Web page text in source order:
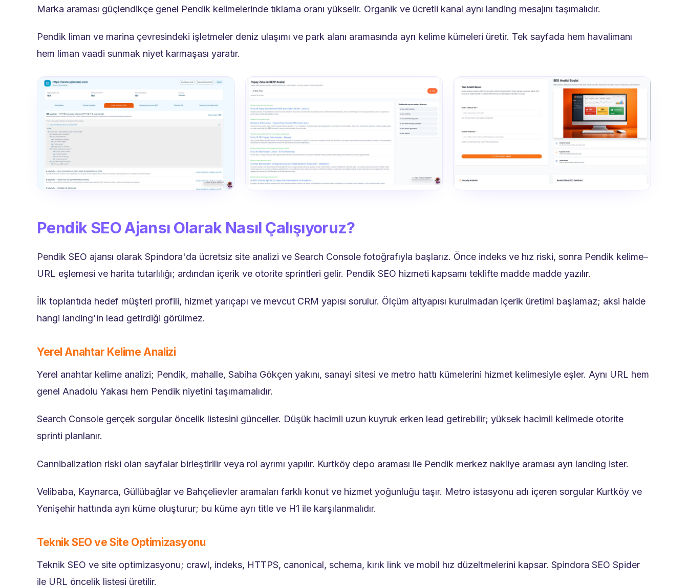
Marka araması güçlendikçe genel Pendik kelimelerinde tıklama oranı yükselir. Organik ve ücretli kanal aynı landing mesajını taşımalıdır.
Pendik liman ve marina çevresindeki işletmeler deniz ulaşımı ve park alanı aramasında ayrı kelime kümeleri üretir. Tek sayfada hem havalimanı
hem liman vaadi sunmak niyet karmaşası yaratır.
Pendik SEO Ajansı Olarak Nasıl Çalışıyoruz?
Pendik SEO ajansı olarak Spindora'da ücretsiz site analizi ve Search Console fotoğrafıyla başlarız. Önce indeks ve hız riski, sonra Pendik kelime–
URL eşlemesi ve harita tutarlılığı; ardından içerik ve otorite sprintleri gelir. Pendik SEO hizmeti kapsamı teklifte madde madde yazılır.
İlk toplantıda hedef müşteri profili, hizmet yarıçapı ve mevcut CRM yapısı sorulur. Ölçüm altyapısı kurulmadan içerik üretimi başlamaz; aksi halde
hangi landing'in lead getirdiği görülmez.
Yerel Anahtar Kelime Analizi
Yerel anahtar kelime analizi; Pendik, mahalle, Sabiha Gökçen yakını, sanayi sitesi ve metro hattı kümelerini hizmet kelimesiyle eşler. Aynı URL hem
genel Anadolu Yakası hem Pendik niyetini taşımamalıdır.
Search Console gerçek sorgular öncelik listesini günceller. Düşük hacimli uzun kuyruk erken lead getirebilir; yüksek hacimli kelimede otorite
sprinti planlanır.
Cannibalization riski olan sayfalar birleştirilir veya rol ayrımı yapılır. Kurtköy depo araması ile Pendik merkez nakliye araması ayrı landing ister.
Velibaba, Kaynarca, Güllübağlar ve Bahçelievler aramaları farklı konut ve hizmet yoğunluğu taşır. Metro istasyonu adı içeren sorgular Kurtköy ve
Yenişehir hattında ayrı küme oluşturur; bu küme ayrı title ve H1 ile karşılanmalıdır.
Teknik SEO ve Site Optimizasyonu
Teknik SEO ve site optimizasyonu; crawl, indeks, HTTPS, canonical, schema, kırık link ve mobil hız düzeltmelerini kapsar. Spindora SEO Spider
ile URL öncelik listesi üretilir.